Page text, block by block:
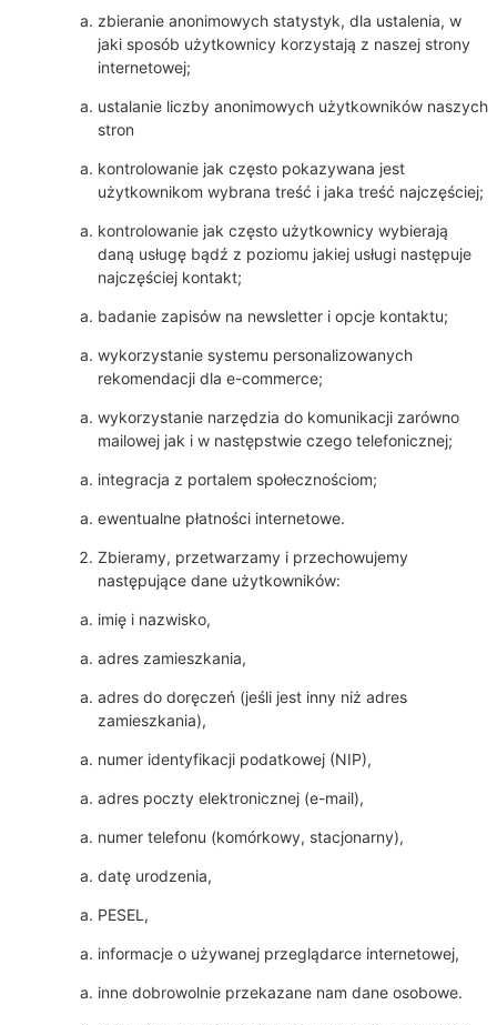
zbieranie anonimowych statystyk, dla ustalenia, w
jaki sposób użytkownicy korzystają z naszej strony
internetowej;
ustalanie liczby anonimowych użytkowników naszych
stron
kontrolowanie jak często pokazywana jest
użytkownikom wybrana treść i jaka treść najczęściej;
kontrolowanie jak często użytkownicy wybierają
daną usługę bądź z poziomu jakiej usługi następuje
najczęściej kontakt;
badanie zapisów na newsletter i opcje kontaktu;
wykorzystanie systemu personalizowanych
rekomendacji dla e-commerce;
wykorzystanie narzędzia do komunikacji zarówno
mailowej jak i w następstwie czego telefonicznej;
integracja z portalem społecznościom;
ewentualne płatności internetowe.
Zbieramy, przetwarzamy i przechowujemy
następujące dane użytkowników:
imię i nazwisko,
adres zamieszkania,
adres do doręczeń (jeśli jest inny niż adres
zamieszkania),
numer identyfikacji podatkowej (NIP),
adres poczty elektronicznej (e-mail),
numer telefonu (komórkowy, stacjonarny),
datę urodzenia,
PESEL,
informacje o używanej przeglądarce internetowej,
inne dobrowolnie przekazane nam dane osobowe.